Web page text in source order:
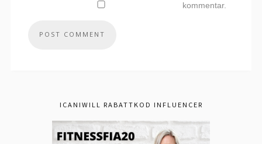
kommentar.
ICANIWILL RABATTKOD INFLUENCER